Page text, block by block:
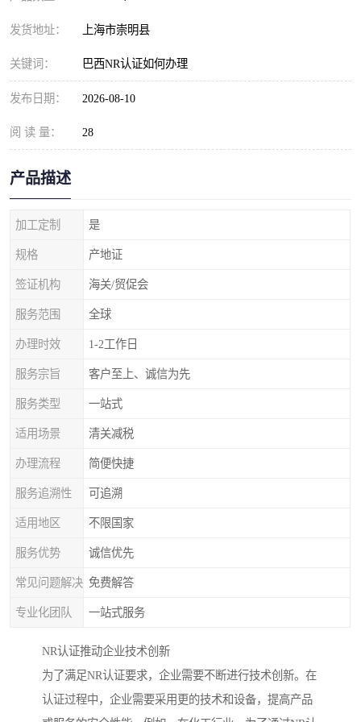
发货地址： 上海市崇明县
关键词： 巴西NR认证如何办理
发布日期： 2026-08-10
阅 读 量： 28
产品描述
加工定制 是
规格 产地证
签证机构 海关/贸促会
服务范围 全球
办理时效 1-2工作日
服务宗旨 客户至上、诚信为先
服务类型 一站式
适用场景 清关减税
办理流程 简便快捷
服务追溯性 可追溯
适用地区 不限国家
服务优势 诚信优先
常见问题解决 免费解答
专业化团队 一站式服务
NR认证推动企业技术创新
为了满足NR认证要求，企业需要不断进行技术创新。在
认证过程中，企业需要采用更的技术和设备，提高产品